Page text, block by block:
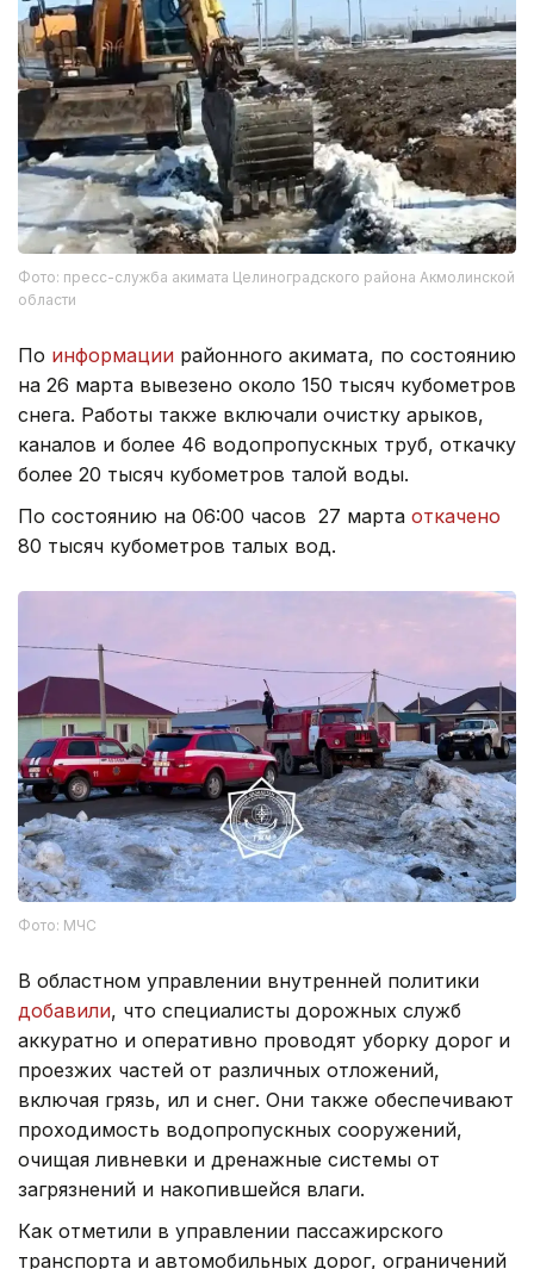
Фото: пресс-служба акимата Целиноградского района Акмолинской
области
По информации районного акимата, по состоянию
на 26 марта вывезено около 150 тысяч кубометров
снега. Работы также включали очистку арыков,
каналов и более 46 водопропускных труб, откачку
более 20 тысяч кубометров талой воды.
По состоянию на 06:00 часов 27 марта откачено
80 тысяч кубометров талых вод.
Фото: МЧС
В областном управлении внутренней политики
добавили, что специалисты дорожных служб
аккуратно и оперативно проводят уборку дорог и
проезжих частей от различных отложений,
включая грязь, ил и снег. Они также обеспечивают
проходимость водопропускных сооружений,
очищая ливневки и дренажные системы от
загрязнений и накопившейся влаги.
Как отметили в управлении пассажирского
транспорта и автомобильных дорог, ограничений